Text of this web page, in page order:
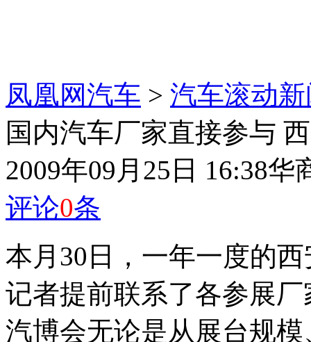
凤凰网汽车 > 汽车滚动
国内汽车厂家直接参与
2009年09月25日 16:38华
评论0条
本月30日，一年一度的
记者提前联系了各参展
汽博会无论是从展台规